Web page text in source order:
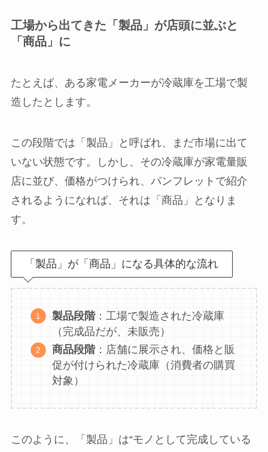
工場から出てきた「製品」が店頭に並ぶと
「商品」に
たとえば、ある家電メーカーが冷蔵庫を工場で製
造したとします。
この段階では「製品」と呼ばれ、まだ市場に出て
いない状態です。しかし、その冷蔵庫が家電量販
店に並び、価格がつけられ、パンフレットで紹介
されるようになれば、それは「商品」となりま
す。
「製品」が「商品」になる具体的な流れ
製品段階：工場で製造された冷蔵庫
（完成品だが、未販売）
商品段階：店舗に展示され、価格と販
促が付けられた冷蔵庫（消費者の購買
対象）
このように、「製品」は“モノとして完成している